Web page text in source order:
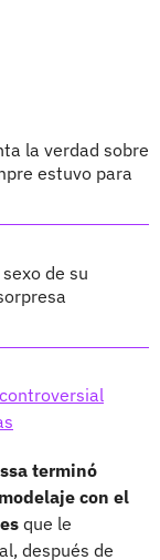
la verdad sobre
estuvo para
de su
terminó
con el
que le
después de